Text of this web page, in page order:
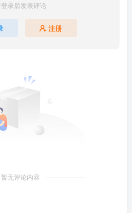
录后发表评论
注册
暂无评论内容